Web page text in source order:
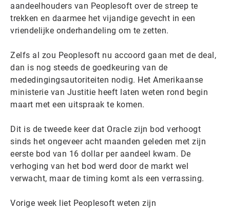
aandeelhouders van Peoplesoft over de streep te
trekken en daarmee het vijandige gevecht in een
vriendelijke onderhandeling om te zetten.
Zelfs al zou Peoplesoft nu accoord gaan met de deal,
dan is nog steeds de goedkeuring van de
mededingingsautoriteiten nodig. Het Amerikaanse
ministerie van Justitie heeft laten weten rond begin
maart met een uitspraak te komen.
Dit is de tweede keer dat Oracle zijn bod verhoogt
sinds het ongeveer acht maanden geleden met zijn
eerste bod van 16 dollar per aandeel kwam. De
verhoging van het bod werd door de markt wel
verwacht, maar de timing komt als een verrassing.
Vorige week liet Peoplesoft weten zijn